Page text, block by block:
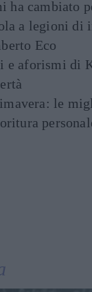
ha cambiato
a legioni di
Eco
e aforismi di
le